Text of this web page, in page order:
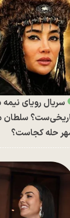
سریال رویای
سلطان
حله کجاست؟